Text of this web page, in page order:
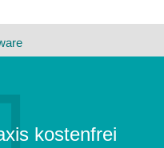
kostenfrei